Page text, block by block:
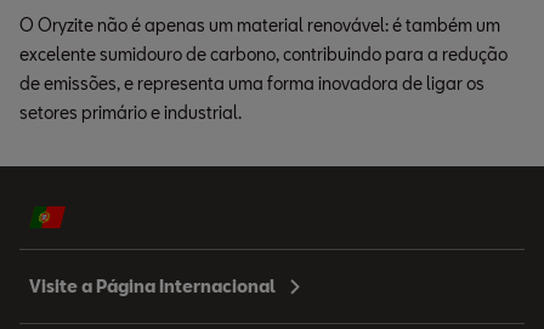
O Oryzite não é apenas um material renovável: é também um
excelente sumidouro de carbono, contribuindo para a redução
de emissões, e representa uma forma inovadora de ligar os
setores primário e industrial.
Visite a Página Internacional